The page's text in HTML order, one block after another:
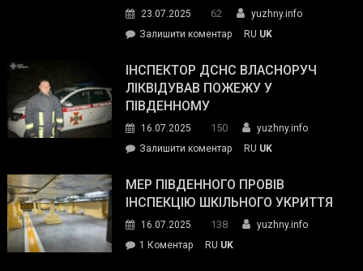
гуманітарну
допомогу
23.07.2025 62
yuzhny.info
Залишити коментарon
провів
нараду
силових
та
органів:
«Наш
спільний
RU UK
ІНСПЕКТОР ДСНС ВЛАСНОРУЧ
ЛІКВІДУВАВ ПОЖЕЖУ У
ПІВДЕННОМУ
16.07.2025 150
yuzhny.info
Залишити коментарon
ДСНС
власноруч
пожежу
у
RU UK
МЕР ПІВДЕННОГО ПРОВІВ
ІНСПЕКЦІЮ ШКІЛЬНОГО УКРИТТЯ
16.07.2025 138
yuzhny.info
1 Коментардо RU UK